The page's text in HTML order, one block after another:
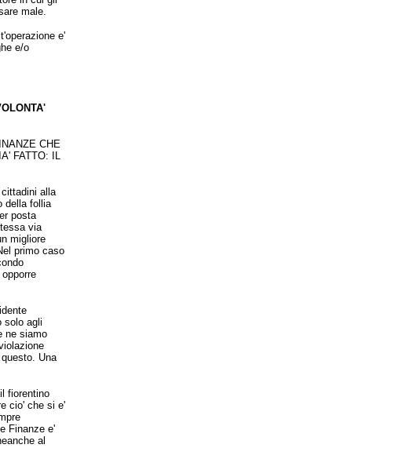
male.
e'
e/o
CHE
FATTO: IL
alla
della follia
posta
via
migliore
primo caso
solo agli
ne siamo
Una
fiorentino
cio' che si e'
Finanze e'
al